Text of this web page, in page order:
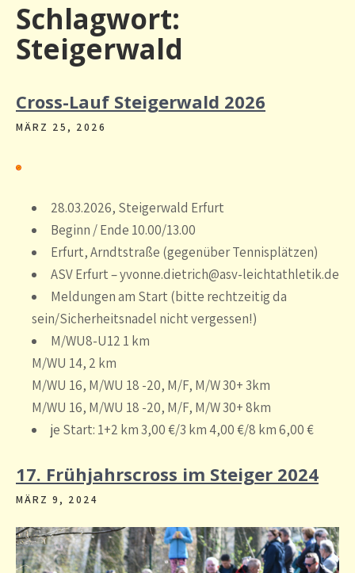
Schlagwort:
Steigerwald
Cross-Lauf Steigerwald 2026
MÄRZ 25, 2026
28.03.2026, Steigerwald Erfurt
Beginn / Ende 10.00/13.00
Erfurt, Arndtstraße (gegenüber Tennisplätzen)
ASV Erfurt – yvonne.dietrich@asv-leichtathletik.de
Meldungen am Start (bitte rechtzeitig da
sein/Sicherheitsnadel nicht vergessen!)
M/WU8-U12 1 km
M/WU 14, 2 km
M/WU 16, M/WU 18 -20, M/F, M/W 30+ 3km
M/WU 16, M/WU 18 -20, M/F, M/W 30+ 8km
je Start: 1+2 km 3,00 €/3 km 4,00 €/8 km 6,00 €
17. Frühjahrscross im Steiger 2024
MÄRZ 9, 2024